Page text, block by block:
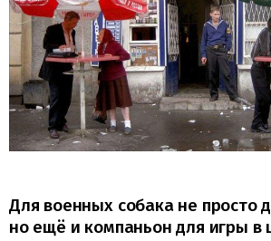
Для военных собака не просто
но ещё и компаньон для игры в